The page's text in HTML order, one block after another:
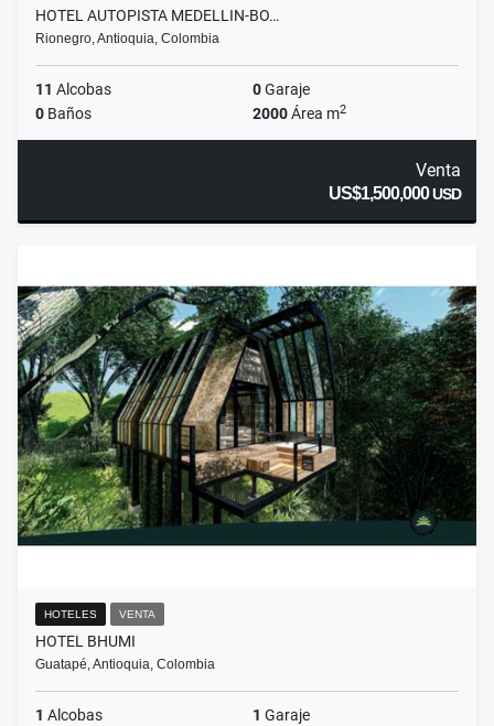
HOTEL AUTOPISTA MEDELLIN-BO…
Rionegro, Antioquia, Colombia
11 Alcobas 0Garaje
0 Baños 2000Área m2
Venta
US$1,500,000USD
HOTELES VENTA
HOTEL BHUMI
Guatapé, Antioquia, Colombia
1 Alcobas 1 Garaje